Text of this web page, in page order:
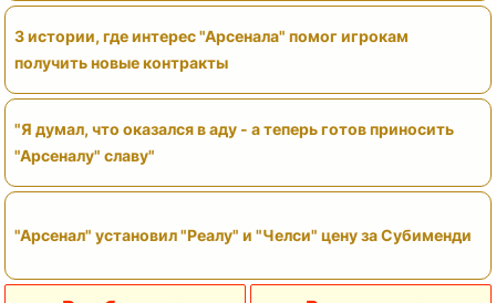
3 истории, где интерес "Арсенала" помог игрокам
получить новые контракты
"Я думал, что оказался в аду - а теперь готов приносить
"Арсеналу" славу"
"Арсенал" установил "Реалу" и "Челси" цену за Субименди